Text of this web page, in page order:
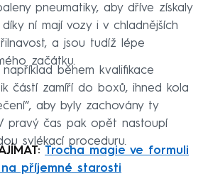
pneumatiky, aby dříve získaly
ní mají vozy i v chladnějších
a jsou tudíž lépe
začátku.
během kvalifikace
částí zamíří do boxů, ihned kola
aby byly zachovány ty
pravý čas pak opět nastoupí
svlékací proceduru.
Trocha magie ve formuli
na příjemné starosti